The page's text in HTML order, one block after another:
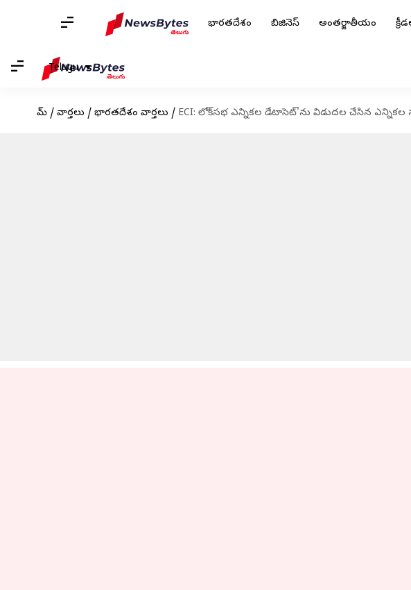
భారతదేశం బిజినెస్ అంతర్జాతీయం
Telugu
హోమ్ / వార్తలు / భారతదేశం వార్తలు / ECI: లోక్‌సభ ఎన్నికల డేటాసెట్'ను విడుదల చేసిన ఎన్నికల